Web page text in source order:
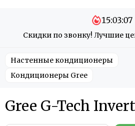
Скидки по звонку! Лучшие
15:03:05
Настенные кондиционеры
Кондиционеры Gree
Gree G-Tech